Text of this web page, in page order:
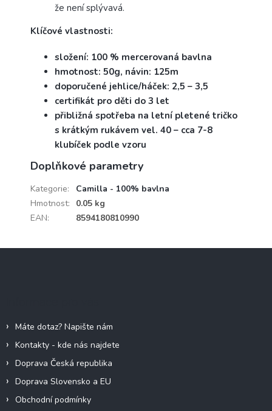
že není splývavá.
Klíčové vlastnosti:
složení: 100 % mercerovaná bavlna
hmotnost: 50g, návin: 125m
doporučené jehlice/háček: 2,5 – 3,5
certifikát pro děti do 3 let
přibližná spotřeba na letní pletené tričko
s krátkým rukávem vel. 40 – cca 7-8
klubíček podle vzoru
Doplňkové parametry
Kategorie:
Camilla - 100% bavlna
Hmotnost:
0.05 kg
EAN: 8594180810990
Máte dotaz? Napište nám
Kontakty - kde nás najdete
Doprava Česká republika
Doprava Slovensko a EU
Obchodní podmínky